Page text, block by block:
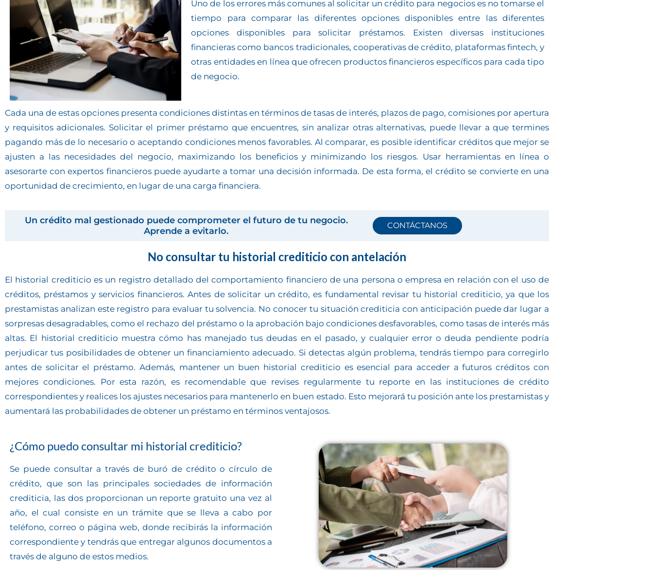
Uno de los errores más comunes al solicitar un crédito para negocios es no tomarse el
tiempo para comparar las diferentes opciones disponibles entre las diferentes
opciones disponibles para solicitar préstamos. Existen diversas instituciones
financieras como bancos tradicionales, cooperativas de crédito, plataformas fintech, y
otras entidades en línea que ofrecen productos financieros específicos para cada tipo
de negocio.
Cada una de estas opciones presenta condiciones distintas en términos de tasas de interés, plazos de pago, comisiones por apertura
y requisitos adicionales. Solicitar el primer préstamo que encuentres, sin analizar otras alternativas, puede llevar a que termines
pagando más de lo necesario o aceptando condiciones menos favorables. Al comparar, es posible identificar créditos que mejor se
ajusten a las necesidades del negocio, maximizando los beneficios y minimizando los riesgos. Usar herramientas en línea o
asesorarte con expertos financieros puede ayudarte a tomar una decisión informada. De esta forma, el crédito se convierte en una
oportunidad de crecimiento, en lugar de una carga financiera.
Un crédito mal gestionado puede comprometer el futuro de tu negocio.
Aprende a evitarlo.
CONTÁCTANOS
No consultar tu historial crediticio con antelación
El historial crediticio es un registro detallado del comportamiento financiero de una persona o empresa en relación con el uso de
créditos, préstamos y servicios financieros. Antes de solicitar un crédito, es fundamental revisar tu historial crediticio, ya que los
prestamistas analizan este registro para evaluar tu solvencia. No conocer tu situación crediticia con anticipación puede dar lugar a
sorpresas desagradables, como el rechazo del préstamo o la aprobación bajo condiciones desfavorables, como tasas de interés más
altas. El historial crediticio muestra cómo has manejado tus deudas en el pasado, y cualquier error o deuda pendiente podría
perjudicar tus posibilidades de obtener un financiamiento adecuado. Si detectas algún problema, tendrás tiempo para corregirlo
antes de solicitar el préstamo. Además, mantener un buen historial crediticio es esencial para acceder a futuros créditos con
mejores condiciones. Por esta razón, es recomendable que revises regularmente tu reporte en las instituciones de crédito
correspondientes y realices los ajustes necesarios para mantenerlo en buen estado. Esto mejorará tu posición ante los prestamistas y
aumentará las probabilidades de obtener un préstamo en términos ventajosos.
¿Cómo puedo consultar mi historial crediticio?
Se puede consultar a través de buró de crédito o círculo de
crédito, que son las principales sociedades de información
crediticia, las dos proporcionan un reporte gratuito una vez al
año, el cual consiste en un trámite que se lleva a cabo por
teléfono, correo o página web, donde recibirás la información
correspondiente y tendrás que entregar algunos documentos a
través de alguno de estos medios.